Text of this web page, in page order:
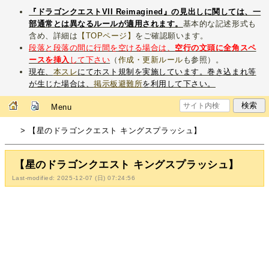
『ドラゴンクエストVII Reimagined』の見出しに関しては、一
部通常とは異なるルールが適用されます。 基本的な記述形式も
含め、詳細は 【TOPページ】 をご確認願います。
段落と段落の間に行間を空ける場合は、 空行の文頭に全角スペ
ースを挿入 して下さい （ 作成・更新ルール も参照）。
現在、 本スレにてホスト規制を実施しています。巻き込まれ等
が生じた場合は、掲示板避難所を利用して下さい。
Menu
> 【星のドラゴンクエスト キングスプラッシュ】
【星のドラゴンクエスト キングスプラッシュ】
Last-modified: 2025-12-07 (日) 07:24:56